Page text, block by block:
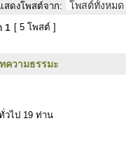
สดงโพสต์จาก:
1 [ 5 โพสต์ ]
ความธรรมะ
วไป 19 ท่าน